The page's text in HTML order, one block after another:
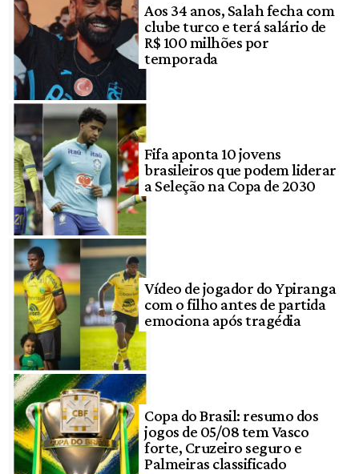
Aos 34 anos, Salah fecha com
clube turco e terá salário de
R$ 100 milhões por
temporada
Fifa aponta 10 jovens
brasileiros que podem liderar
a Seleção na Copa de 2030
Vídeo de jogador do Ypiranga
com o filho antes de partida
emociona após tragédia
Copa do Brasil: resumo dos
jogos de 05/08 tem Vasco
forte, Cruzeiro seguro e
Palmeiras classificado